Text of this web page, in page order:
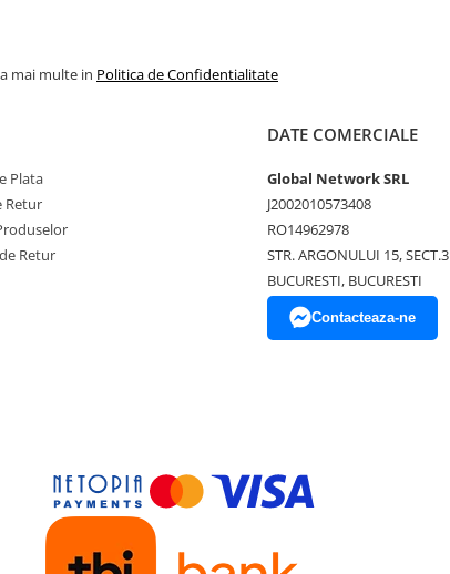
mai multe in Politica de Confidentialitate
Plata
Retur
Retur
DATE COMERCIALE
Global Network SRL
J2002010573408
RO14962978
STR. ARGONULUI 15, SECT.3
BUCURESTI, BUCURESTI
Contacteaza-ne